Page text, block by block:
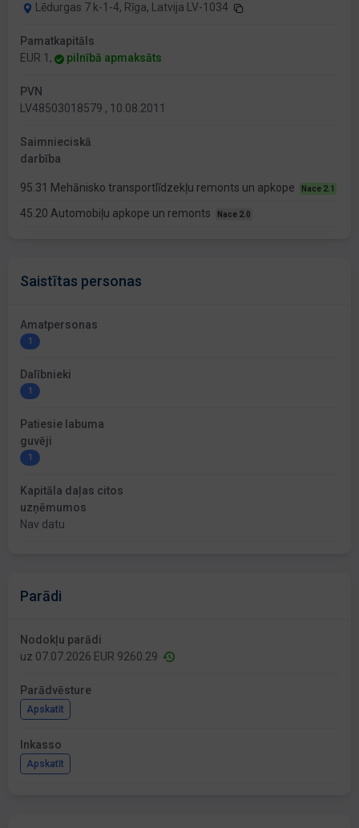
Lēdurgas 7 k-1-4, Rīga, Latvija LV-1034
Pamatkapitāls
EUR 1,
pilnībā apmaksāts
PVN
LV48503018579 , 10.08.2011
Saimnieciskā
darbība
95.31 Mehānisko transportlīdzekļu remonts un apkope Nace 2.1
45.20 Automobiļu apkope un remonts Nace 2.0
Saistītas personas
Amatpersonas
1
Dalībnieki
1
Patiesie labuma
guvēji
1
Kapitāla daļas citos
uzņēmumos
Nav datu
Parādi
Nodokļu parādi
uz 07.07.2026 EUR 9260.29
Parādvēsture
Apskatīt
Inkasso
Apskatīt